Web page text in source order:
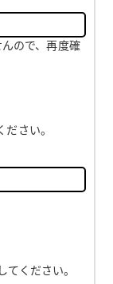
ので、再度確
さい。
ください。